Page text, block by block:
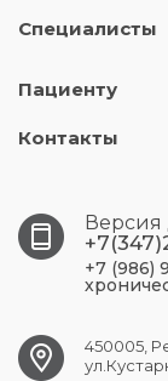
Специалисты
Пациенту
Контакты
Версия
+7 (986)
450005,